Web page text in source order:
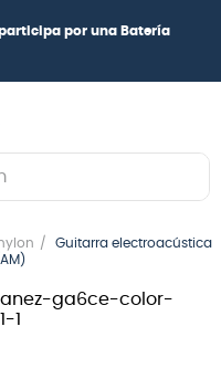
por una Batería
Guitarra electroacústica